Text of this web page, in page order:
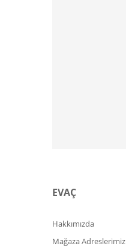
EVAÇ
Hakkımızda
Mağaza Adreslerimiz